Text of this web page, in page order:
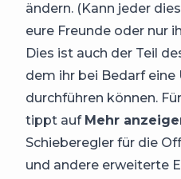
ändern. (Kann jeder
eure Freunde oder nur
Dies ist auch der Teil
dem ihr bei Bedarf
durchführen können.
tippt auf Mehr
Schieberegler für die
und andere erweiterte